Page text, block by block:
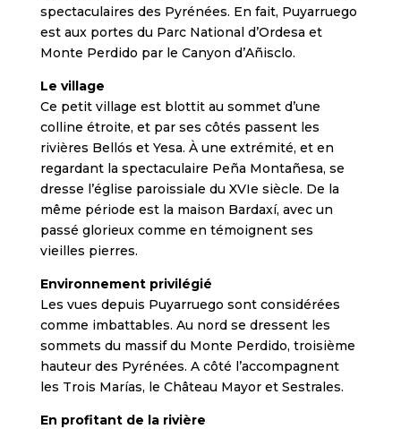
spectaculaires des Pyrénées. En fait, Puyarruego
est aux portes du Parc National d’Ordesa et
Monte Perdido par le Canyon d’Añisclo.
Le village
Ce petit village est blottit au sommet d’une
colline étroite, et par ses côtés passent les
rivières Bellós et Yesa. À une extrémité, et en
regardant la spectaculaire Peña Montañesa, se
dresse l’église paroissiale du XVIe siècle. De la
même période est la maison Bardaxí, avec un
passé glorieux comme en témoignent ses
vieilles pierres.
Environnement privilégié
Les vues depuis Puyarruego sont considérées
comme imbattables. Au nord se dressent les
sommets du massif du Monte Perdido, troisième
hauteur des Pyrénées. A côté l’accompagnent
les Trois Marías, le Château Mayor et Sestrales.
En profitant de la rivière